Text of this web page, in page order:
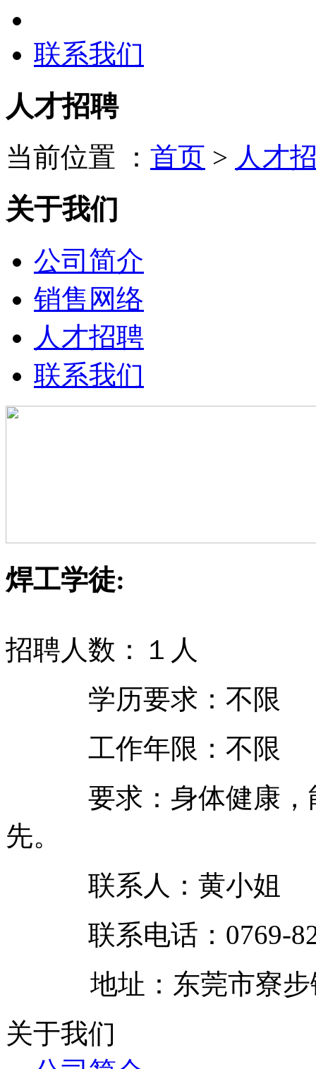
联系我们
人才招聘
当前位置 ： 首页 > 人才
关于我们
公司简介
销售网络
人才招聘
联系我们
焊工学徒:
招聘人数：１人
学历要求：不限
工作年限：不限
要求：身体健康，能
先。
联系人：黄小姐
联系电话：
地址：东莞市寮步镇
关于我们